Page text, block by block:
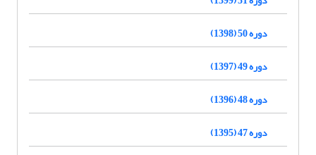
دوره 50 (1398)
دوره 49 (1397)
دوره 48 (1396)
دوره 47 (1395)